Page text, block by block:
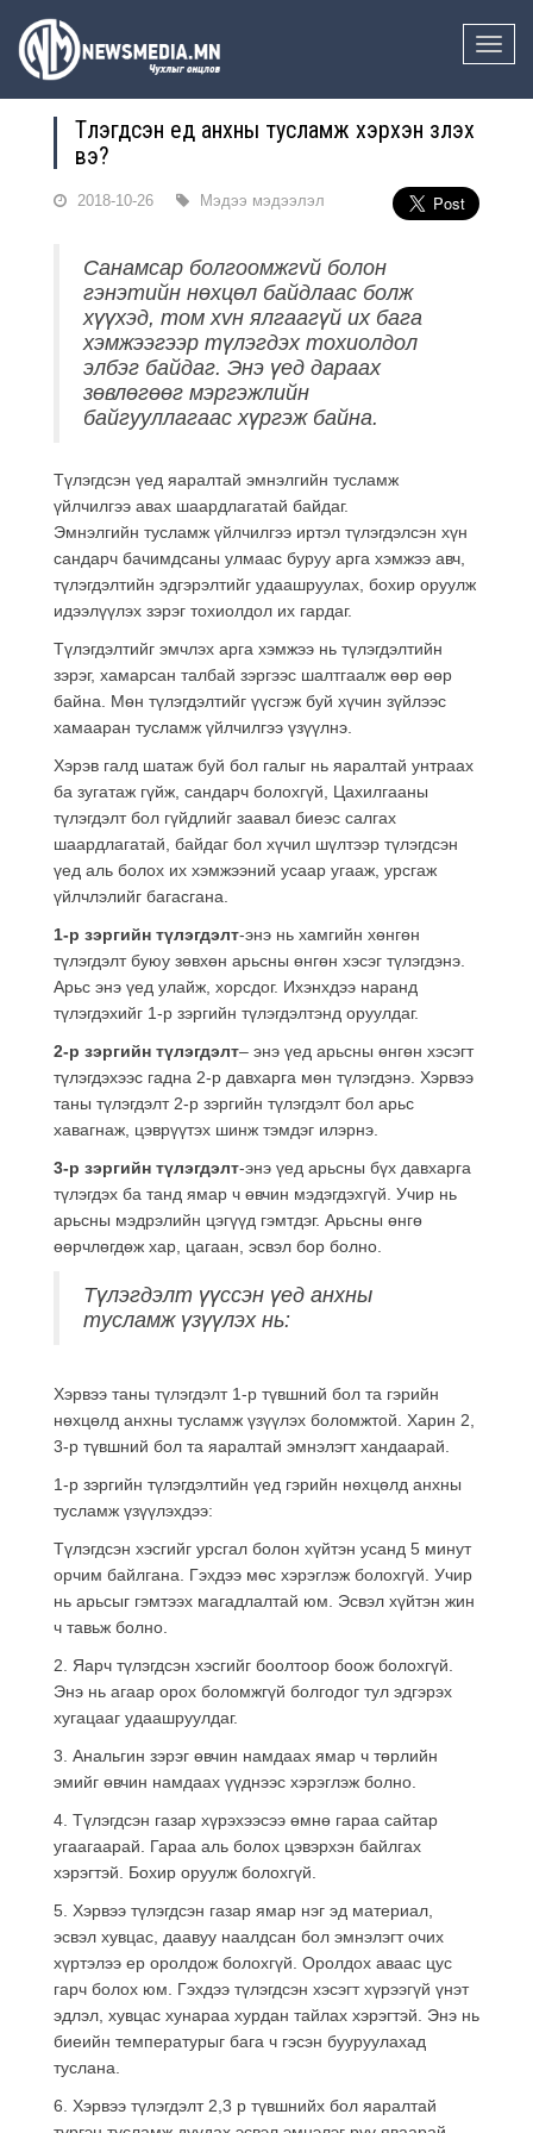
Toggle
Түлэгдсэн үед анхны тусламж хэрхэн үзүүлэх
вэ?
2018-10-26 Мэдээ мэдээлэл
Санамсар болгоомжгvй болон
гэнэтийн нөхцөл байдлаас болж
хүүхэд, том хvн ялгаагүй их бага
хэмжээгээр түлэгдэх тохиолдол
элбэг байдаг. Энэ үед дараах
зөвлөгөөг мэргэжлийн
байгууллагаас хүргэж байна.
Түлэгдсэн үед яаралтай эмнэлгийн тусламж
үйлчилгээ авах шаардлагатай байдаг.
Эмнэлгийн тусламж үйлчилгээ иртэл түлэгдэлсэн хүн
сандарч бачимдсаны улмаас буруу арга хэмжээ авч,
түлэгдэлтийн эдгэрэлтийг удаашруулах, бохир оруулж
идээлүүлэх зэрэг тохиолдол их гардаг.
Түлэгдэлтийг эмчлэх арга хэмжээ нь түлэгдэлтийн
зэрэг, хамарсан талбай зэргээс шалтгаалж өөр өөр
байна. Мөн түлэгдэлтийг үүсгэж буй хүчин зүйлээс
хамааран тусламж үйлчилгээ үзүүлнэ.
Хэрэв галд шатаж буй бол галыг нь яаралтай унтраах
ба зугатаж гүйж, сандарч болохгүй, Цахилгааны
түлэгдэлт бол гүйдлийг заавал биеэс салгах
шаардлагатай, байдаг бол хүчил шүлтээр түлэгдсэн
үед аль болох их хэмжээний усаар угааж, урсгаж
үйлчлэлийг багасгана.
1-р зэргийн түлэгдэлт-энэ нь хамгийн хөнгөн
түлэгдэлт буюу зөвхөн арьсны өнгөн хэсэг түлэгдэнэ.
Арьс энэ үед улайж, хорсдог. Ихэнхдээ наранд
түлэгдэхийг 1-р зэргийн түлэгдэлтэнд оруулдаг.
2-р зэргийн түлэгдэлт– энэ үед арьсны өнгөн хэсэгт
түлэгдэхээс гадна 2-р давхарга мөн түлэгдэнэ. Хэрвээ
таны түлэгдэлт 2-р зэргийн түлэгдэлт бол арьс
хавагнаж, цэврүүтэх шинж тэмдэг илэрнэ.
3-р зэргийн түлэгдэлт-энэ үед арьсны бүх давхарга
түлэгдэх ба танд ямар ч өвчин мэдэгдэхгүй. Учир нь
арьсны мэдрэлийн цэгүүд гэмтдэг. Арьсны өнгө
өөрчлөгдөж хар, цагаан, эсвэл бор болно.
Түлэгдэлт үүссэн үед анхны
тусламж үзүүлэх нь:
Хэрвээ таны түлэгдэлт 1-р түвшний бол та гэрийн
нөхцөлд анхны тусламж үзүүлэх боломжтой. Харин 2,
3-р түвшний бол та яаралтай эмнэлэгт хандаарай.
1-р зэргийн түлэгдэлтийн үед гэрийн нөхцөлд анхны
тусламж үзүүлэхдээ:
Түлэгдсэн хэсгийг урсгал болон хүйтэн усанд 5 минут
орчим байлгана. Гэхдээ мөс хэрэглэж болохгүй. Учир
нь арьсыг гэмтээх магадлалтай юм. Эсвэл хүйтэн жин
ч тавьж болно.
2. Яарч түлэгдсэн хэсгийг боолтоор боож болохгүй.
Энэ нь агаар орох боломжгүй болгодог тул эдгэрэх
хугацааг удаашруулдаг.
3. Анальгин зэрэг өвчин намдаах ямар ч төрлийн
эмийг өвчин намдаах үүднээс хэрэглэж болно.
4. Түлэгдсэн газар хүрэхээсээ өмнө гараа сайтар
угаагаарай. Гараа аль болох цэвэрхэн байлгах
хэрэгтэй. Бохир оруулж болохгүй.
5. Хэрвээ түлэгдсэн газар ямар нэг эд материал,
эсвэл хувцас, даавуу наалдсан бол эмнэлэгт очих
хүртэлээ ер оролдож болохгүй. Оролдох аваас цус
гарч болох юм. Гэхдээ түлэгдсэн хэсэгт хүрээгүй үнэт
эдлэл, хувцас хунараа хурдан тайлах хэрэгтэй. Энэ нь
биеийн температурыг бага ч гэсэн бууруулахад
туслана.
6. Хэрвээ түлэгдэлт 2,3 р түвшнийх бол яаралтай